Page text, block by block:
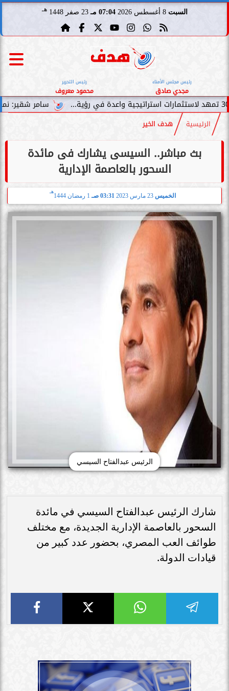
السبت 8 أغسطس 2026 07:04 مـ 23 صفر 1448 هـ
رئيس مجلس الأمناء
مجدي صادق
رئيس التحرير
محمود معروف
سامر شقير: نمو صناديق
الرئيسية هدف الخير
بث مباشر.. السيسى يشارك فى مائدة
السحور بالعاصمة الإدارية
الخميس 23 مارس 2023 03:31 صـ 1 رمضان 1444
هـ
الرئيس عبدالفتاح السيسي
شارك الرئيس عبدالفتاح السيسي في مائدة
السحور بالعاصمة الإدارية الجديدة، مع مختلف
طوائف العب المصري، بحضور عدد كبير من
قيادات الدولة.